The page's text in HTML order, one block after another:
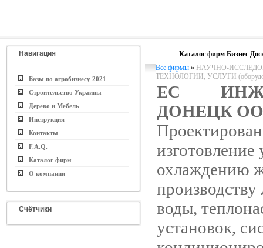
Навигация
Базы по агробизнесу 2021
Строительство Украины
Дерево и Мебель
Инструкция
Контакты
F.A.Q.
Каталог фирм
О компании
Счётчики
Каталог фирм Бизнес
Все фирмы » НАУЧНО-
ТЕХНОЛОГИИ, УСЛУГИ
ЕС
ДОНЕЦК
изготовление
охлаждению
производству
воды,
установок,